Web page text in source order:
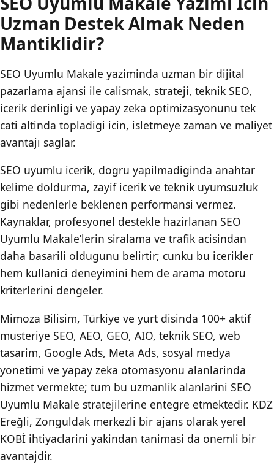
Uzman Destek Almak Neden
Mantiklidir?
SEO Uyumlu Makale yaziminda uzman bir dijital
pazarlama ajansi ile calismak, strateji, teknik SEO,
icerik derinligi ve yapay zeka optimizasyonunu tek
cati altinda topladigi icin, isletmeye zaman ve maliyet
avantajı saglar.
SEO uyumlu icerik, dogru yapilmadiginda anahtar
kelime doldurma, zayif icerik ve teknik uyumsuzluk
gibi nedenlerle beklenen performansi vermez.
Kaynaklar, profesyonel destekle hazirlanan SEO
Uyumlu Makale’lerin siralama ve trafik acisindan
daha basarili oldugunu belirtir; cunku bu icerikler
hem kullanici deneyimini hem de arama motoru
kriterlerini dengeler.
Mimoza Bilisim, Türkiye ve yurt disinda 100+ aktif
musteriye SEO, AEO, GEO, AIO, teknik SEO, web
tasarim, Google Ads, Meta Ads, sosyal medya
yonetimi ve yapay zeka otomasyonu alanlarinda
hizmet vermekte; tum bu uzmanlik alanlarini SEO
Uyumlu Makale stratejilerine entegre etmektedir. KDZ
Ereğli, Zonguldak merkezli bir ajans olarak yerel
KOBİ ihtiyaclarini yakindan tanimasi da onemli bir
avantajdir.